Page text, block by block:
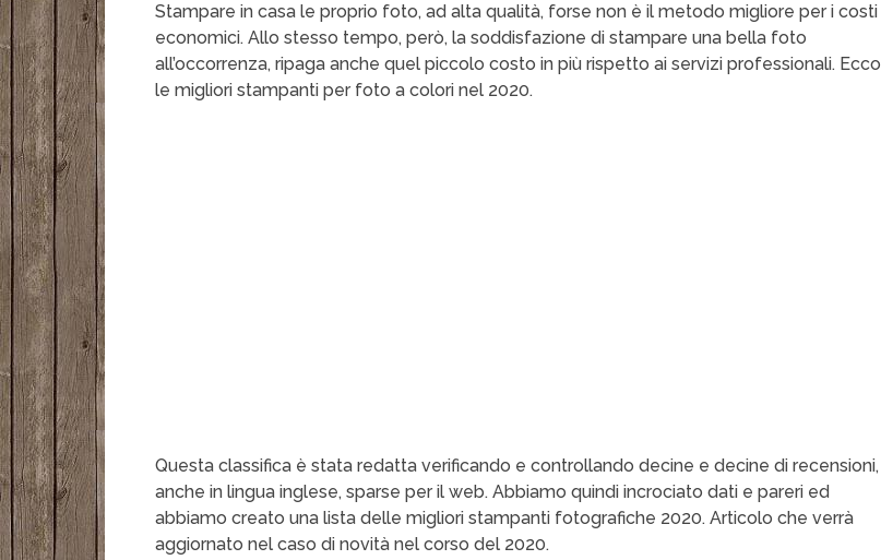
Stampare in casa le proprio foto, ad alta qualità, forse non è il metodo migliore per i costi
economici. Allo stesso tempo, però, la soddisfazione di stampare una bella foto
all’occorrenza, ripaga anche quel piccolo costo in più rispetto ai servizi professionali. Ecco
le migliori stampanti per foto a colori nel 2020.
Questa classifica è stata redatta verificando e controllando decine e decine di recensioni,
anche in lingua inglese, sparse per il web. Abbiamo quindi incrociato dati e pareri ed
abbiamo creato una lista delle migliori stampanti fotografiche 2020. Articolo che verrà
aggiornato nel caso di novità nel corso del 2020.